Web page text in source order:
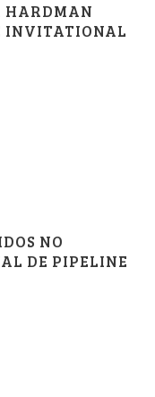
HARDMAN
INVITATIONAL
NO
DE PIPELINE